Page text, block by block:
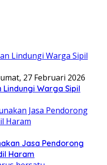
27 Februari 2026
Lindungi Warga Sipil
Jasa Pendorong
Haram